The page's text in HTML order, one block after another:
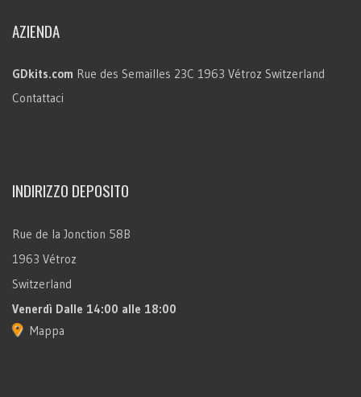
AZIENDA
GDkits.com Rue des Semailles 23C 1963 Vétroz Switzerland
Contattaci
INDIRIZZO DEPOSITO
Rue de la Jonction 58B
1963 Vétroz
Switzerland
Venerdì Dalle 14:00 alle 18:00
Mappa